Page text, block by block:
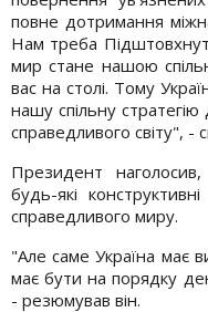
повне дотримання
Нам треба
мир стане нашою
вас на столі. Тому
нашу спільну
справедливого світу", -
Президент
будь-які
справедливого миру.
"Але саме Україна має
має бути на порядку
- резюмував він.